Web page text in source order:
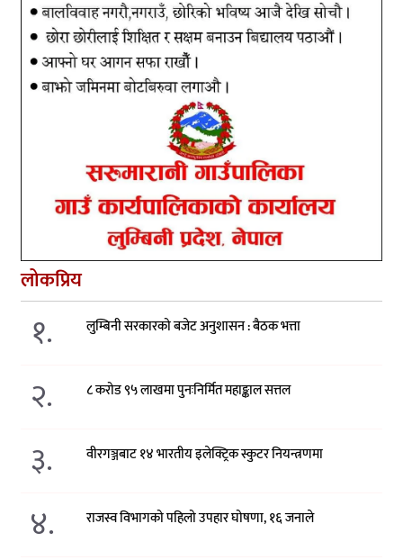
लोकप्रिय
१. लुम्बिनी सरकारको बजेट अनुशासन : बैठक भत्ता
२. ८ करोड ९५ लाखमा पुनःनिर्मित महाङ्काल सत्तल
३. वीरगञ्जबाट १४ भारतीय इलेक्ट्रिक स्कुटर नियन्त्रणमा
४. राजस्व विभागको पहिलो उपहार घोषणा, १६ जनाले